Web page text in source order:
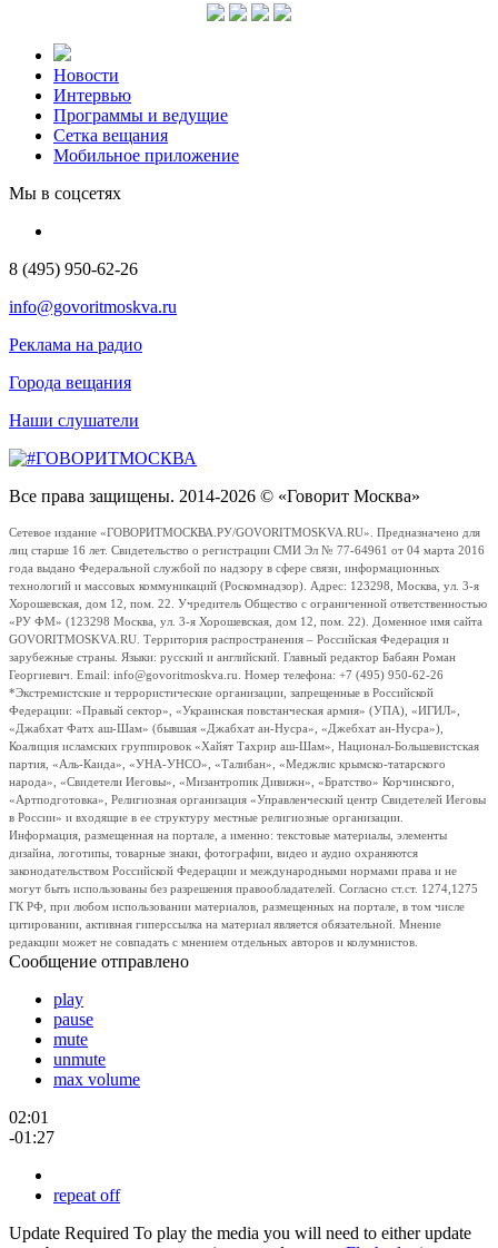
Новости
Интервью
Программы и ведущие
Сетка вещания
Мобильное приложение
Мы в соцсетях
8 (495) 950-62-26
info@govoritmoskva.ru
Реклама на радио
Города вещания
Наши слушатели
Все права защищены. 2014-2026 © «Говорит Москва»
Сетевое издание «ГОВОРИТМОСКВА.РУ/GOVORITMOSKVA.RU». Предназначено для
лиц старше 16 лет. Свидетельство о регистрации СМИ Эл № 77-64961 от 04 марта 2016
года выдано Федеральной службой по надзору в сфере связи, информационных
технологий и массовых коммуникаций (Роскомнадзор). Адрес: 123298, Москва, ул. 3-я
Хорошевская, дом 12, пом. 22. Учредитель Общество с ограниченной ответственностью
«РУ ФМ» (123298 Москва, ул. 3-я Хорошевская, дом 12, пом. 22). Доменное имя сайта
GOVORITMOSKVA.RU. Территория распространения – Российская Федерация и
зарубежные страны. Языки: русский и английский. Главный редактор Бабаян Роман
Георгиевич. Email: info@govoritmoskva.ru. Номер телефона: +7 (495) 950-62-26
*Экстремистские и террористические организации, запрещенные в Российской
Федерации: «Правый сектор», «Украинская повстанческая армия» (УПА), «ИГИЛ»,
«Джабхат Фатх аш-Шам» (бывшая «Джабхат ан-Нусра», «Джебхат ан-Нусра»),
Коалиция исламских группировок «Хайят Тахрир аш-Шам», Национал-Большевистская
партия, «Аль-Каида», «УНА-УНСО», «Талибан», «Меджлис крымско-татарского
народа», «Свидетели Иеговы», «Мизантропик Дивижн», «Братство» Корчинского,
«Артподготовка», Религиозная организация «Управленческий центр Свидетелей Иеговы
в России» и входящие в ее структуру местные религиозные организации.
Информация, размещенная на портале, а именно: текстовые материалы, элементы
дизайна, логотипы, товарные знаки, фотографии, видео и аудио охраняются
законодательством Российской Федерации и международными нормами права и не
могут быть использованы без разрешения правообладателей. Согласно ст.ст. 1274,1275
ГК РФ, при любом использовании материалов, размещенных на портале, в том числе
цитировании, активная гиперссылка на материал является обязательной. Мнение
редакции может не совпадать с мнением отдельных авторов и колумнистов.
Сообщение отправлено
play
pause
mute
unmute
max volume
02:01
-01:27
repeat off
Update Required To play the media you will need to either update